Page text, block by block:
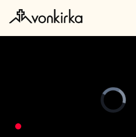
Video
Player
is
loading.